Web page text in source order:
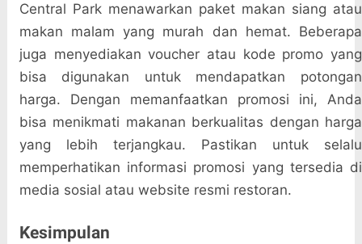
Central Park menawarkan paket makan siang atau
makan malam yang murah dan hemat. Beberapa
juga menyediakan voucher atau kode promo yang
bisa digunakan untuk mendapatkan potongan
harga. Dengan memanfaatkan promosi ini, Anda
bisa menikmati makanan berkualitas dengan harga
yang lebih terjangkau. Pastikan untuk selalu
memperhatikan informasi promosi yang tersedia di
media sosial atau website resmi restoran.
Kesimpulan